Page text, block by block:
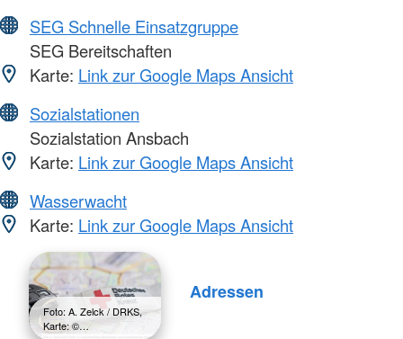
SEG Schnelle Einsatzgruppe
SEG Bereitschaften
Karte: Link zur Google Maps Ansicht
Sozialstationen
Sozialstation Ansbach
Karte: Link zur Google Maps Ansicht
Wasserwacht
Karte: Link zur Google Maps Ansicht
Foto: A. Zelck / DRKS,
Karte: ©…
Adressen